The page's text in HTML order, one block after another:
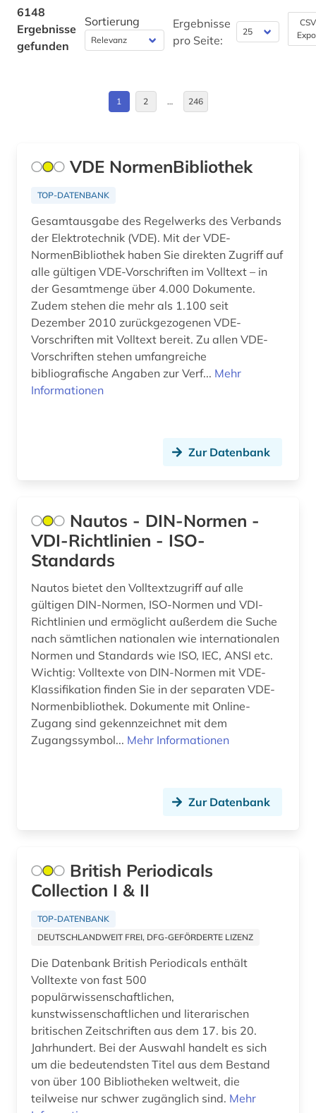
abwasserabgabengesetz (1)
abwassertechnische vereinigung (1)
achim von werke (1)
actes (1)
acts (1)
adel (1)
administration (1)
administrative tribunal (1)
adolf (1)
adorno (1)
adreßbuch (1)
aesopus (1)
afanasij a. (1)
african diaspora (1)
african studies (1)
african women (1)
afrika (35)
afrika amerika großbritannien sklavenhandel
afrikanistik (1)
afrikastudien (1)
afroamerikaner (3)
afroamerikanische musik (4)
agence france-presse (1)
agende (1)
China (51)
Deutschland (1054)
Frankreich (77)
GUS (17)
Griechenland (1)
Griechenland (Altertum) (11)
Großbritannien (163)
Hamburg (5)
Italien (37)
Japan (12)
Jugoslawien (6)
Kanada (28)
Korea (7)
Kroatien (13)
Lettland (6)
Liechtenstein (6)
Mecklenburg-Vorpommern (8)
Moldawien (5)
Monaco (1)
Montenegro (6)
Niederlande (27)
Niedersachsen (14)
Nordamerika (24)
Nordrhein-Westfalen (19)
6148
Ergebnisse
gefunden
Sortierung
Ergebnisse
pro Seite:
1 2 … 246
VDE NormenBibliothek
TOP-DATENBANK
Gesamtausgabe des Regelwerks des Verbands
der Elektrotechnik (VDE). Mit der VDE-
NormenBibliothek haben Sie direkten Zugriff auf
alle gültigen VDE-Vorschriften im Volltext – in
der Gesamtmenge über 4.000 Dokumente.
Zudem stehen die mehr als 1.100 seit
Dezember 2010 zurückgezogenen VDE-
Vorschriften mit Volltext bereit. Zu allen VDE-
Vorschriften stehen umfangreiche
bibliografische Angaben zur Verf... Mehr
Informationen
Zur Datenbank
Nautos - DIN-Normen -
VDI-Richtlinien - ISO-
Standards
Nautos bietet den Volltextzugriff auf alle
gültigen DIN-Normen, ISO-Normen und VDI-
Richtlinien und ermöglicht außerdem die Suche
nach sämtlichen nationalen wie internationalen
Normen und Standards wie ISO, IEC, ANSI etc.
Wichtig: Volltexte von DIN-Normen mit VDE-
Klassifikation finden Sie in der separaten VDE-
Normenbibliothek. Dokumente mit Online-
Zugang sind gekennzeichnet mit dem
Zugangssymbol... Mehr Informationen
Zur Datenbank
British Periodicals
Collection I & II
TOP-DATENBANK
DEUTSCHLANDWEIT FREI, DFG-GEFÖRDERTE LIZENZ
Die Datenbank British Periodicals enthält
Volltexte von fast 500
populärwissenschaftlichen,
kunstwissenschaftlichen und literarischen
britischen Zeitschriften aus dem 17. bis 20.
Jahrhundert. Bei der Auswahl handelt es sich
um die bedeutendsten Titel aus dem Bestand
von über 100 Bibliotheken weltweit, die
teilweise nur schwer zugänglich sind. Mehr